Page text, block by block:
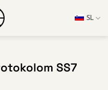
SL
SS7